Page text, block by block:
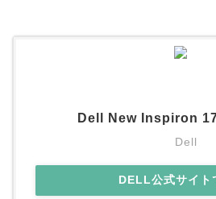
Dell New Inspiron
Dell
DELL公式サイト